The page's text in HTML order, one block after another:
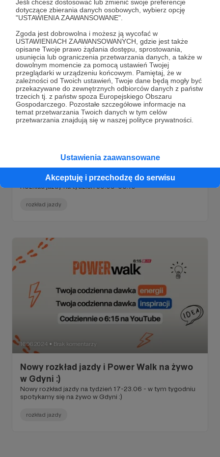
Jeśli chcesz dostosować lub zmienić swoje preferencje
dotyczące zbierania danych osobowych, wybierz opcję
"USTAWIENIA ZAAWANSOWANE".
Zgoda jest dobrowolna i możesz ją wycofać w
USTAWIENIACH ZAAWANSOWANYCH, gdzie jest także
opisane Twoje prawo żądania dostępu, sprostowania,
usunięcia lub ograniczenia przetwarzania danych, a także w
dowolnym momencie za pomocą ustawień Twojej
przeglądarki w urządzeniu końcowym. Pamiętaj, że w
zależności od Twoich ustawień, Twoje dane będą mogły być
przekazywane do zewnętrznych odbiorców danych z państw
trzecich tj. z państw spoza Europejskiego Obszaru
Gospodarczego. Pozostałe szczegółowe informacje na
temat przetwarzania Twoich danych w tym celów
przetwarzania znajdują się w naszej polityce prywatności.
Ustawienia zaawansowane
Akceptuję i przechodzę do serwisu
rozkład jazdy
Brak komentarzy
Nowy rozkład jazdy
Rozkład jazdy na tydzień 30.09-06.10
rozkład jazdy
16.06.2024 ● Brak komentarzy
Nowy rozkład jazdy i Power Walk na żywo
w Gdyni :)
Nowy rozkład jazdy na tydzień 17-23.06 - w tym tygodniu
spotykamy się na żywo w Gdyni :)
rozkład jazdy